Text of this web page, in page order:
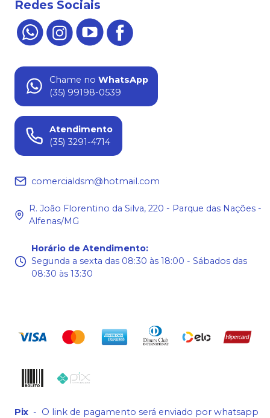
Redes Sociais
Chame no WhatsApp
(35) 99198-0539
Atendimento
(35) 3291-4714
comercialdsm@hotmail.com
R. João Florentino da Silva, 220 - Parque das Nações -
Alfenas/MG
Horário de Atendimento:
Segunda a sexta das 08:30 às 18:00 - Sábados das
08:30 às 13:30
Pix - O link de pagamento será enviado por whatsapp